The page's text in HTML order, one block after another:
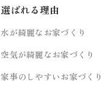
選ばれる理由
水が綺麗なお家づくり
空気が綺麗なお家づくり
家事のしやすいお家づくり